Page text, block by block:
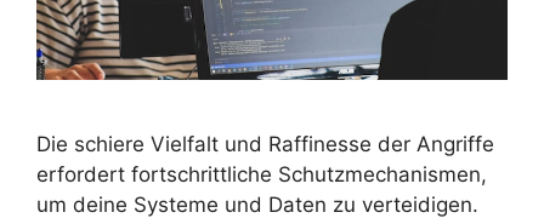
Die schiere Vielfalt und Raffinesse der Angriffe
erfordert fortschrittliche Schutzmechanismen,
um deine Systeme und Daten zu verteidigen.